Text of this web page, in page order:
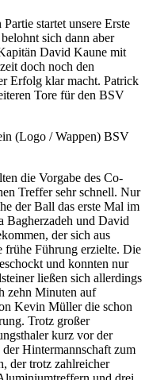
startet unsere Erste
sich dann aber
David Kaune mit
doch noch den
Erfolg klar macht. Patrick
Tore für den BSV
BSV
die Vorgabe des Co-
Treffer sehr schnell. Nur
der Ball das erste Mal im
Bagherzadeh und David
der sich aus
frühe Führung erzielte. Die
und konnten nur
ließen sich allerdings
zehn Minuten auf
Kevin Müller die schon
Trotz großer
kurz vor der
Hintermannschaft zum
der trotz zahlreicher